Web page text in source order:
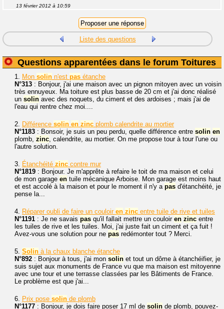
13 février 2012 à 10:59
Liste des questions
Questions apparentées dans le forum Toitures
1. Mon solin n'est pas étanche
N°313 : Bonjour, j'ai une maison avec un pignon mitoyen avec un voisin
très ennuyeux. Ma toiture est plus basse de 20 cm et j'ai donc réalisé
un solin avec des noquets, du ciment et des ardoises ; mais j'ai de
l'eau qui rentre chez moi....
2. Différence solin en zinc plomb calendrite au mortier
N°1183 : Bonsoir, je suis un peu perdu, quelle différence entre solin en
plomb, zinc, calendrite, au mortier. On me propose tour à tour l'une ou
l'autre solution.
3. Étanchéité zinc contre mur
N°1819 : Bonjour. Je m'apprête à refaire le toit de ma maison et celui
de mon garage en tuile mécanique Arboise. Mon garage est moins haut
et est accolé à la maison et pour le moment il n'y a pas d'étanchéité, je
pense la...
4. Réparer oubli de faire un couloir en zinc entre tuile de rive et tuiles
N°1191 : Je ne savais pas qu'il fallait mettre un couloir en zinc entre
les tuiles de rive et les tuiles. Moi, j'ai juste fait un ciment et ça fuit !
Avez-vous une solution pour ne pas redémonter tout ? Merci.
5. Solin à la chaux blanche étanche
N°892 : Bonjour à tous, j'ai mon solin et tout un dôme à étanchéifier, je
suis sujet aux monuments de France vu que ma maison est mitoyenne
avec une tour et une terrasse classées par les Bâtiments de France.
Le problème est que j'ai...
6. Prix pose solin de plomb
N°1177 : Bonjour, je dois faire poser 17 ml de solin de plomb, pouvez-